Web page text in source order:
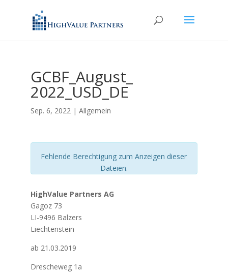
GCBF_August_
2022_USD_DE
Sep. 6, 2022| Allgemein
Fehlende Berechtigung zum Anzeigen dieser
Dateien.
HighValue Partners AG
Gagoz 73
LI-9496 Balzers
Liechtenstein
ab 21.03.2019
Drescheweg 1a